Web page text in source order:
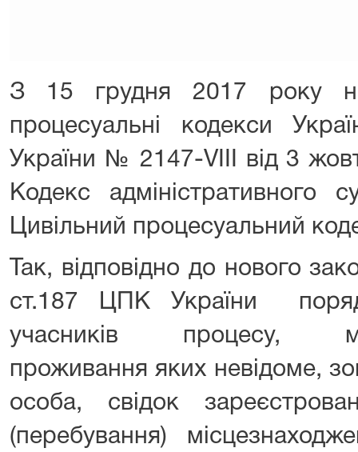
З 15 грудня 2017 року
процесуальні кодекси
України № 2147-VIII від 3
Кодекс адміністративного
Цивільний процесуальний
Так, відповідно до нового
ст.187 ЦПК України
учасників процесу,
проживання яких невідоме,
особа, свідок
(перебування)